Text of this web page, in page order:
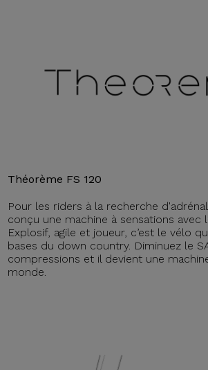
Théorème FS 120
Pour les riders à la recherche
conçu une machine à sensations avec
Explosif, agile et joueur, c’est le vélo
bases du down country. Diminuez le
compressions et il devient une
monde.